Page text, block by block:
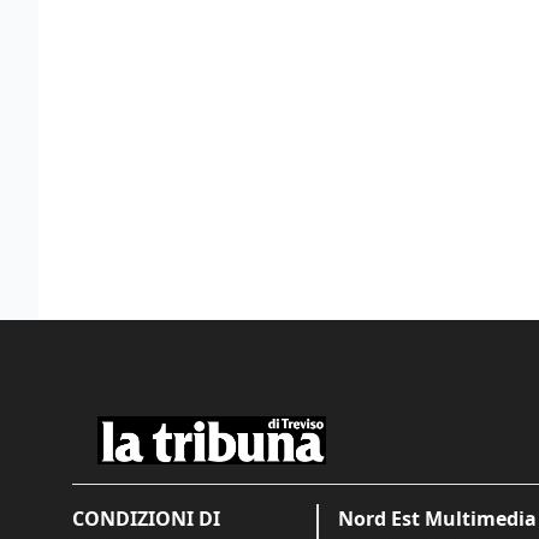
CONDIZIONI DI
Nord Est Multimedia